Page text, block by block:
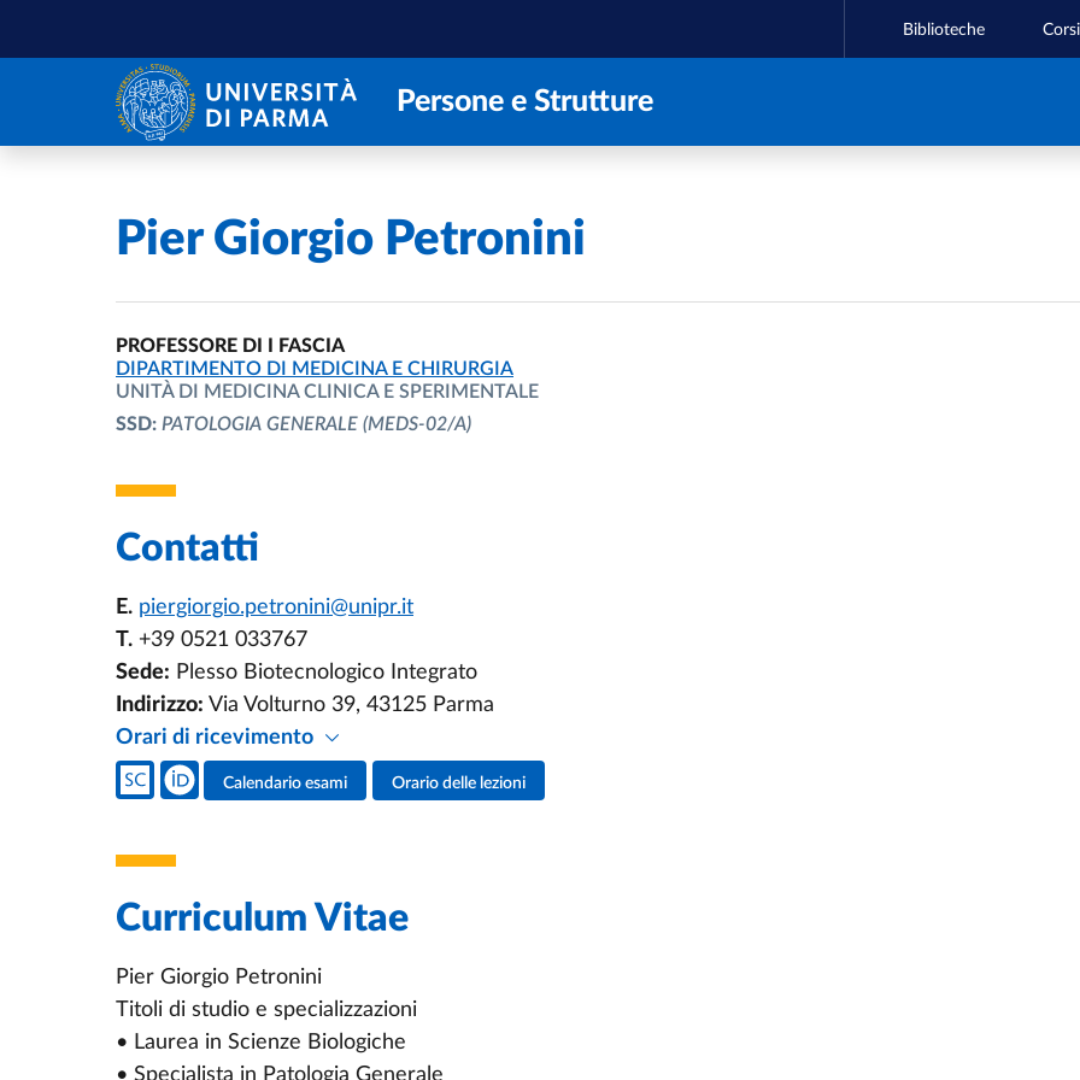
Biblioteche Corsi
Persone e Strutture
Home
Pier Giorgio Petronini
PROFESSORE DI I FASCIA
UNITÀ ORGANIZZATIVA AFFERENTE:
DIPARTIMENTO DI MEDICINA E CHIRURGIA
UNITÀ DI MEDICINA CLINICA E SPERIMENTALE
SSD: PATOLOGIA GENERALE (MEDS-02/A)
Contatti
E. piergiorgio.petronini@unipr.it
T. +39 0521 033767
Sede: Plesso Biotecnologico Integrato
Indirizzo: Via Volturno 39, 43125 Parma
Orari di ricevimento
Social del docente
Calendario esami Orario delle lezioni
Curriculum Vitae
Pier Giorgio Petronini
Titoli di studio e specializzazioni
• Laurea in Scienze Biologiche
• Specialista in Patologia Generale